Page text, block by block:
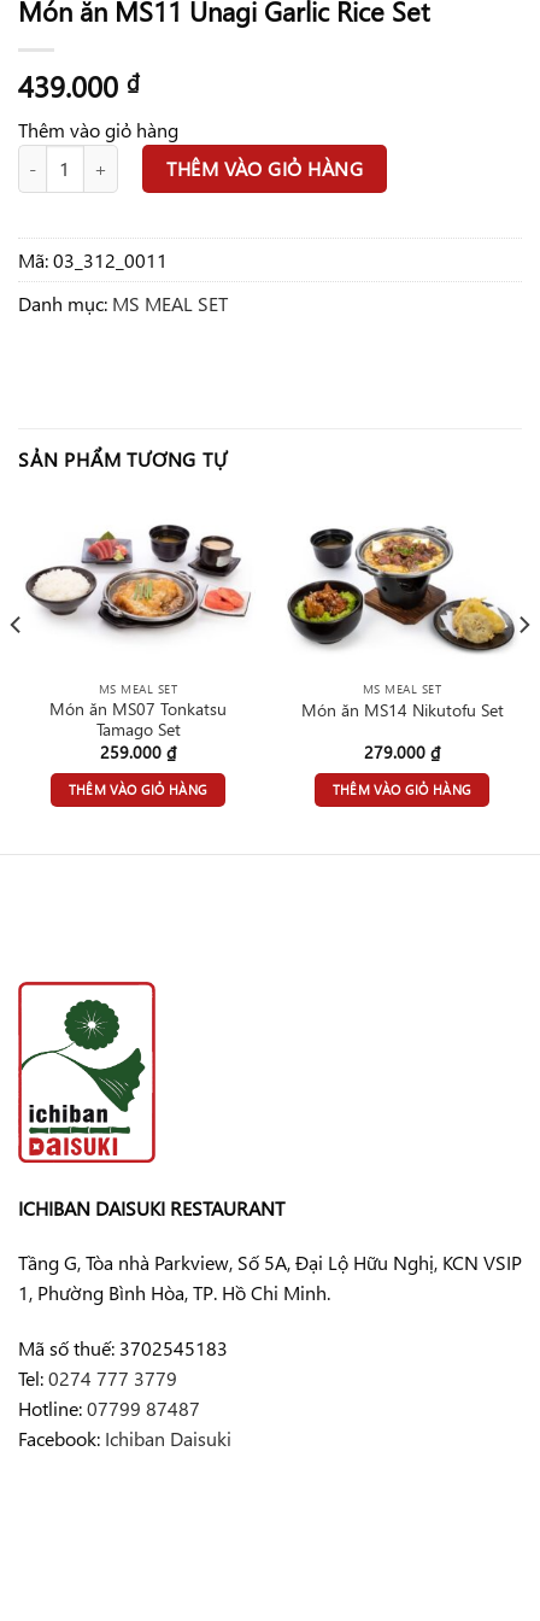
Món ăn MS11 Unagi Garlic Rice Set
439.000 ₫
Thêm vào giỏ hàng
Món ăn MS11 Unagi Garlic Rice Set số lượng
THÊM VÀO GIỎ HÀNG
Mã:03_312_0011
Danh mục: MS MEAL SET
SẢN PHẨM TƯƠNG TỰ
MS MEAL SET
Món ăn MS07 Tonkatsu
Tamago Set
259.000 ₫
THÊM VÀO GIỎ HÀNG
MS MEAL SET
Món ăn MS14 Nikutofu Set
279.000 ₫
THÊM VÀO GIỎ HÀNG
ICHIBAN DAISUKI RESTAURANT
Tầng G, Tòa nhà Parkview, Số 5A, Đại Lộ Hữu Nghị, KCN VSIP
1, Phường Bình Hòa, TP. Hồ Chi Minh.
Mã số thuế: 3702545183
Tel:0274 777 3779
Hotline:07799 87487
Facebook: Ichiban Daisuki